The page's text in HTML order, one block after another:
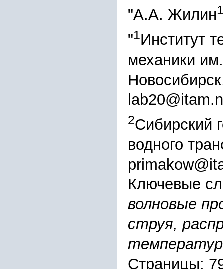
"А.А. Жилин
"1Институт
механики
2Сибирский
водного
Ключевые
волновые
струя,
температур
Страницы: